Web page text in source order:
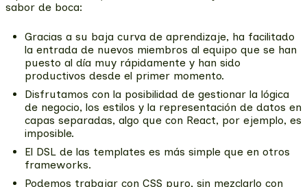
sabor de boca:
Gracias a su baja curva de aprendizaje, ha facilitado
la entrada de nuevos miembros al equipo que se han
puesto al día muy rápidamente y han sido
productivos desde el primer momento.
Disfrutamos con la posibilidad de gestionar la lógica
de negocio, los estilos y la representación de datos en
capas separadas, algo que con React, por ejemplo, es
imposible.
El DSL de las templates es más simple que en otros
frameworks.
Podemos trabajar con CSS puro, sin mezclarlo con